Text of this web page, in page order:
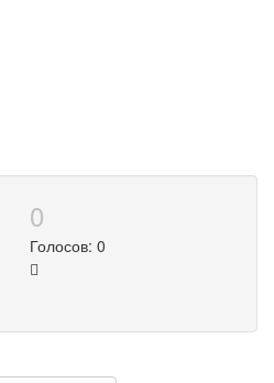
0
Голосов: 0